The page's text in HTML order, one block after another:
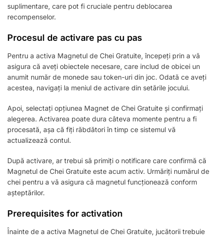
suplimentare, care pot fi cruciale pentru deblocarea
recompenselor.
Procesul de activare pas cu pas
Pentru a activa Magnetul de Chei Gratuite, începeți prin a vă
asigura că aveți obiectele necesare, care includ de obicei un
anumit număr de monede sau token-uri din joc. Odată ce aveți
acestea, navigați la meniul de activare din setările jocului.
Apoi, selectați opțiunea Magnet de Chei Gratuite și confirmați
alegerea. Activarea poate dura câteva momente pentru a fi
procesată, așa că fiți răbdători în timp ce sistemul vă
actualizează contul.
După activare, ar trebui să primiți o notificare care confirmă că
Magnetul de Chei Gratuite este acum activ. Urmăriți numărul de
chei pentru a vă asigura că magnetul funcționează conform
așteptărilor.
Prerequisites for activation
Înainte de a activa Magnetul de Chei Gratuite, jucătorii trebuie